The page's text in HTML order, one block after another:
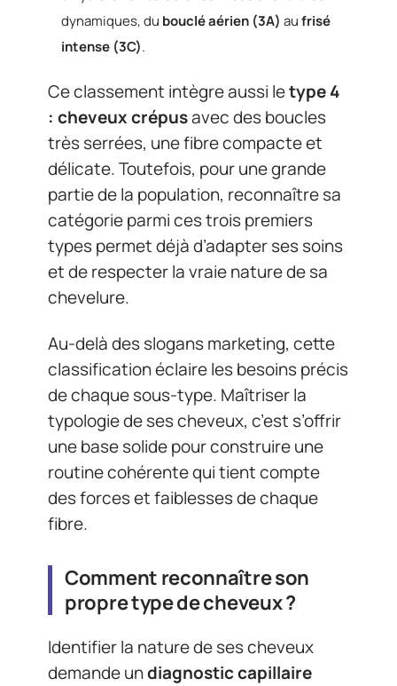
dynamiques, du bouclé aérien (3A) aufrisé
intense (3C).
Ce classement intègre aussi letype 4
: cheveux crépusavec des boucles
très serrées, une fibre compacte et
délicate. Toutefois, pour une grande
partie de la population, reconnaître sa
catégorie parmi ces trois premiers
types permet déjà d’adapter ses soins
et de respecter la vraie nature de sa
chevelure.
Au-delà des slogans marketing, cette
classification éclaire les besoins précis
de chaque sous-type. Maîtriser la
typologie de ses cheveux, c’est s’offrir
une base solide pour construire une
routine cohérente qui tient compte
des forces et faiblesses de chaque
fibre.
Comment reconnaître son
propre type de cheveux ?
Identifier la nature de ses cheveux
demande undiagnostic capillaire